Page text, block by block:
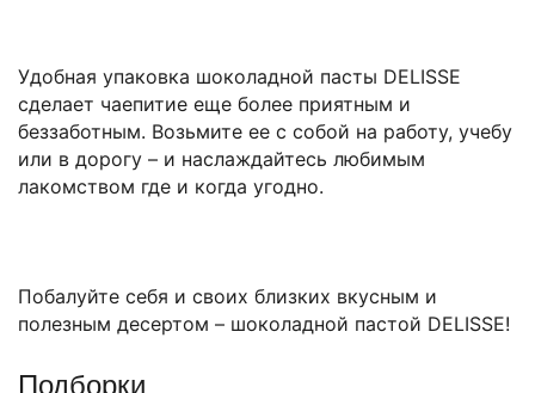
Удобная упаковка шоколадной пасты DELISSE
сделает чаепитие еще более приятным и
беззаботным. Возьмите ее с собой на работу, учебу
или в дорогу – и наслаждайтесь любимым
лакомством где и когда угодно.
Побалуйте себя и своих близких вкусным и
полезным десертом – шоколадной пастой DELISSE!
Подборки